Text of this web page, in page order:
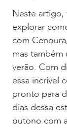
Neste artigo,
explorar
com
mas também
verão. Com
essa incrível
pronto para
dias dessa
outono com